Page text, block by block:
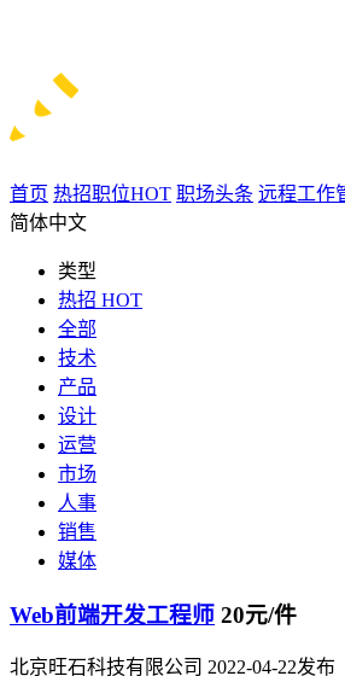
首页 热招职位HOT 职场头条 远程工作
简体中文
类型
热招 HOT
全部
技术
产品
设计
运营
市场
人事
销售
媒体
Web前端开发工程师 20元/件
北京旺石科技有限公司 2022-04-22发布